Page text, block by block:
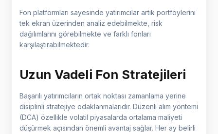
Fon platformları sayesinde yatırımcılar artık portföylerini
tek ekran üzerinden analiz edebilmekte, risk
dağılımlarını görebilmekte ve farklı fonları
karşılaştırabilmektedir.
Uzun Vadeli Fon Stratejileri
Başarılı yatırımcıların ortak noktası zamanlama yerine
disiplinli stratejiye odaklanmalarıdır. Düzenli alım yöntemi
(DCA) özellikle volatil piyasalarda ortalama maliyeti
düşürmek açısından önemli avantaj sağlar. Her ay belirli